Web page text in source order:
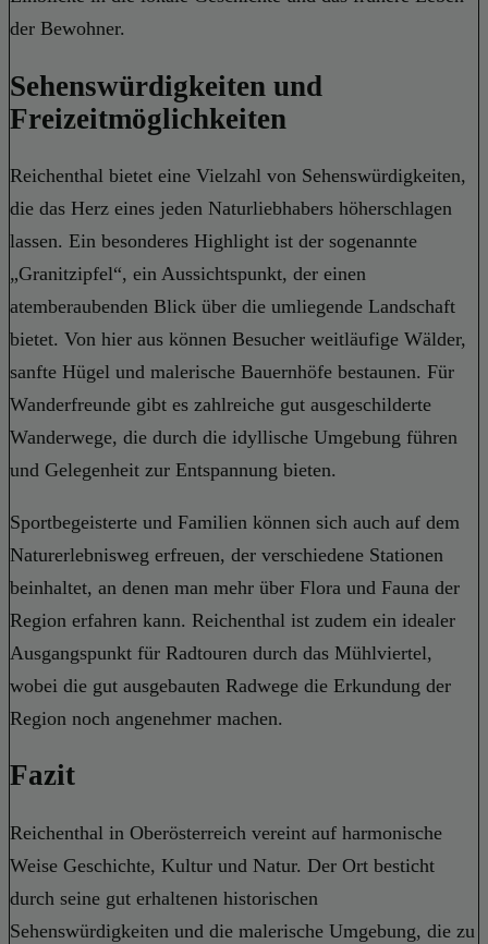
der Bewohner.
Sehenswürdigkeiten und
Freizeitmöglichkeiten
Reichenthal bietet eine Vielzahl von Sehenswürdigkeiten,
die das Herz eines jeden Naturliebhabers höherschlagen
lassen. Ein besonderes Highlight ist der sogenannte
„Granitzipfel“, ein Aussichtspunkt, der einen
atemberaubenden Blick über die umliegende Landschaft
bietet. Von hier aus können Besucher weitläufige Wälder,
sanfte Hügel und malerische Bauernhöfe bestaunen. Für
Wanderfreunde gibt es zahlreiche gut ausgeschilderte
Wanderwege, die durch die idyllische Umgebung führen
und Gelegenheit zur Entspannung bieten.
Sportbegeisterte und Familien können sich auch auf dem
Naturerlebnisweg erfreuen, der verschiedene Stationen
beinhaltet, an denen man mehr über Flora und Fauna der
Region erfahren kann. Reichenthal ist zudem ein idealer
Ausgangspunkt für Radtouren durch das Mühlviertel,
wobei die gut ausgebauten Radwege die Erkundung der
Region noch angenehmer machen.
Fazit
Reichenthal in Oberösterreich vereint auf harmonische
Weise Geschichte, Kultur und Natur. Der Ort besticht
durch seine gut erhaltenen historischen
Sehenswürdigkeiten und die malerische Umgebung, die zu